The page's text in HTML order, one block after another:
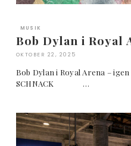
MUSIK
Bob Dylan i Royal
OKTOBER 22, 2025
Bob Dylan i Royal Arena –
SCHNACK …